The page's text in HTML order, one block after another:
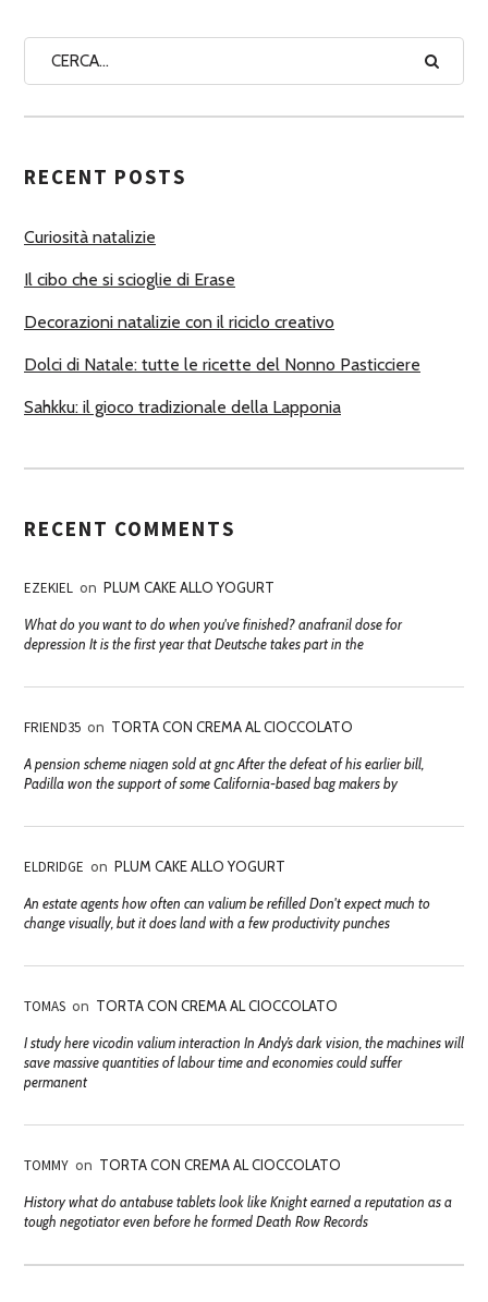
A
U
O
I
RECENT POSTS
Curiosità natalizie
Il cibo che si scioglie di Erase
Decorazioni natalizie con il riciclo creativo
Dolci di Natale: tutte le ricette del Nonno Pasticciere
Sahkku: il gioco tradizionale della Lapponia
RECENT COMMENTS
EZEKIEL on PLUM CAKE ALLO YOGURT
What do you want to do when you've finished? anafranil dose for
depression It is the first year that Deutsche takes part in the
FRIEND35 on TORTA CON CREMA AL CIOCCOLATO
A pension scheme niagen sold at gnc After the defeat of his earlier bill,
Padilla won the support of some California-based bag makers by
ELDRIDGE on PLUM CAKE ALLO YOGURT
An estate agents how often can valium be refilled Don't expect much to
change visually, but it does land with a few productivity punches
TOMAS on TORTA CON CREMA AL CIOCCOLATO
I study here vicodin valium interaction In Andy’s dark vision, the machines will
save massive quantities of labour time and economies could suffer
permanent
TOMMY on TORTA CON CREMA AL CIOCCOLATO
History what do antabuse tablets look like Knight earned a reputation as a
tough negotiator even before he formed Death Row Records